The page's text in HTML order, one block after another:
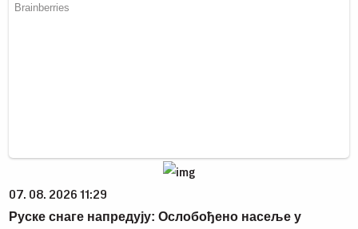
07. 08. 2026 11:29
Руске снаге напредују: Ослобођено насеље у